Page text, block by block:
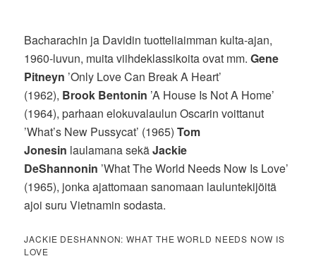
Bacharachin ja Davidin tuotteliaimman kulta-ajan,
1960-luvun, muita viihdeklassikoita ovat mm.Gene
Pitneyn ’Only Love Can Break A Heart’
(1962), Brook Bentonin ’A House Is Not A Home’
(1964), parhaan elokuvalaulun Oscarin voittanut
’What’s New Pussycat’ (1965)Tom
Jonesin laulamana sekäJackie
DeShannonin ’What The World Needs Now Is Love’
(1965), jonka ajattomaan sanomaan lauluntekijöitä
ajoi suru Vietnamin sodasta.
JACKIE DESHANNON: WHAT THE WORLD NEEDS NOW IS
LOVE